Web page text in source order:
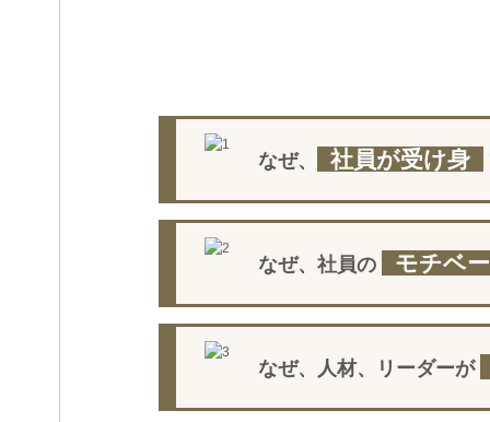
なぜ、 社員が受け身
なぜ、社員の モチベ
なぜ、人材、リーダーが